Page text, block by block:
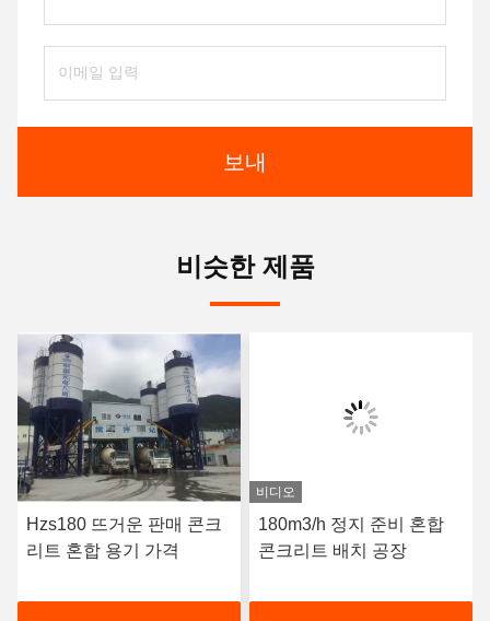
보내
비슷한 제품
Hzs180 뜨거운 판매 콘크
리트 혼합 용기 가격
비디오
180m3/h 정지 준비 혼합
콘크리트 배치 공장